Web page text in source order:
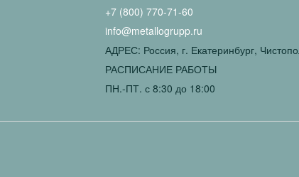
+7 (800) 770-71-60
info@metallogrupp.ru
АДРЕС: Россия, г. Екатеринбург,
РАСПИСАНИЕ РАБОТЫ
ПН.-ПТ. с 8:30 до 18:00